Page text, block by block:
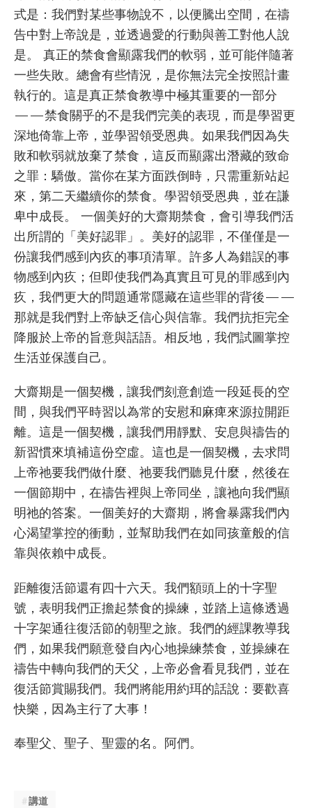
式是：我們對某些事物說不，以便騰出空間，在禱
告中對上帝說是，並透過愛的行動與善工對他人說
是。 真正的禁食會顯露我們的軟弱，並可能伴隨著
一些失敗。總會有些情況，是你無法完全按照計畫
執行的。這是真正禁食教導中極其重要的一部分
——禁食關乎的不是我們完美的表現，而是學習更
深地倚靠上帝，並學習領受恩典。如果我們因為失
敗和軟弱就放棄了禁食，這反而顯露出潛藏的致命
之罪：驕傲。當你在某方面跌倒時，只需重新站起
來，第二天繼續你的禁食。學習領受恩典，並在謙
卑中成長。 一個美好的大齋期禁食，會引導我們活
出所謂的「美好認罪」。美好的認罪，不僅僅是一
份讓我們感到內疚的事項清單。許多人為錯誤的事
物感到內疚；但即使我們為真實且可見的罪感到內
疚，我們更大的問題通常隱藏在這些罪的背後——
那就是我們對上帝缺乏信心與信靠。我們抗拒完全
降服於上帝的旨意與話語。相反地，我們試圖掌控
生活並保護自己。
大齋期是一個契機，讓我們刻意創造一段延長的空
間，與我們平時習以為常的安慰和麻痺來源拉開距
離。這是一個契機，讓我們用靜默、安息與禱告的
新習慣來填補這份空虛。這也是一個契機，去求問
上帝祂要我們做什麼、祂要我們聽見什麼，然後在
一個節期中，在禱告裡與上帝同坐，讓祂向我們顯
明祂的答案。一個美好的大齋期，將會暴露我們內
心渴望掌控的衝動，並幫助我們在如同孩童般的信
靠與依賴中成長。
距離復活節還有四十六天。我們額頭上的十字聖
號，表明我們正擔起禁食的操練，並踏上這條透過
十字架通往復活節的朝聖之旅。我們的經課教導我
們，如果我們願意發自內心地操練禁食，並操練在
禱告中轉向我們的天父，上帝必會看見我們，並在
復活節賞賜我們。我們將能用約珥的話說：要歡喜
快樂，因為主行了大事！
奉聖父、聖子、聖靈的名。阿們。
講道